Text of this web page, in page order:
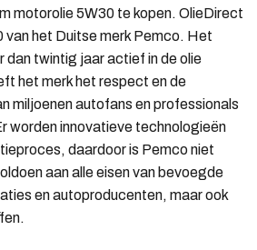
motorolie 5W30 te kopen. OlieDirect
van het Duitse merk Pemco. Het
dan twintig jaar actief in de olie
het merk het respect en de
miljoenen autofans en professionals
worden innovatieve technologieën
daardoor is Pemco niet
aan alle eisen van bevoegde
en autoproducenten, maar ook